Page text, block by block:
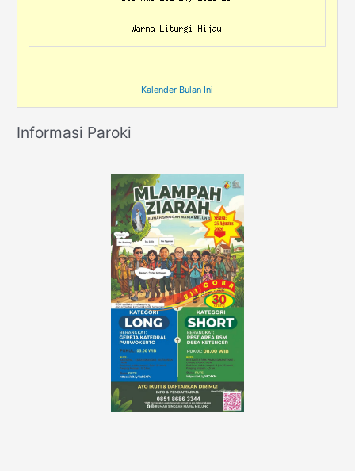
Kalender Bulan Ini
Informasi Paroki